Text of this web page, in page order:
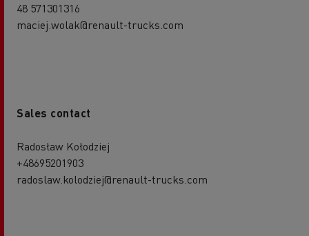
48 571301316
maciej.wolak@renault-trucks.com
Sales contact
Radosław Kołodziej
+48695201903
radoslaw.kolodziej@renault-trucks.com